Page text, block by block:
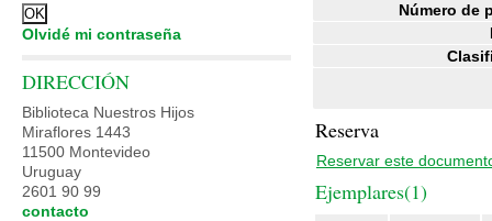
Número de
Reserva
Reservar este
Ejemplares(1)
Olvidé mi contraseña
DIRECCIÓN
Biblioteca Nuestros Hijos
Miraflores 1443
11500 Montevideo
Uruguay
2601 90 99
contacto